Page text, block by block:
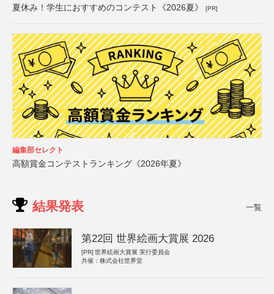
夏休み！学生におすすめのコンテスト《2026夏》 [PR]
編集部セレクト
高額賞金コンテストランキング《2026年夏》
結果発表 一覧
第22回 世界絵画大賞展 2026
[PR] 世界絵画大賞展 実行委員会
共催：株式会社世界堂